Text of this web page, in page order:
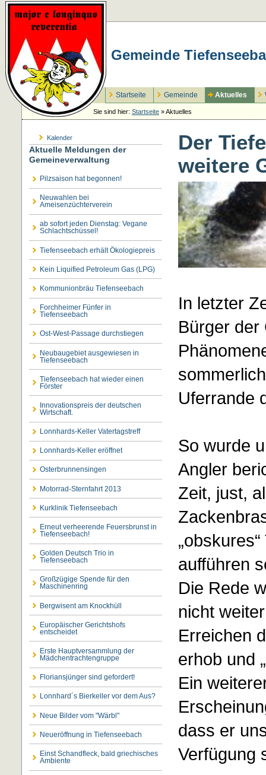
Gemeinde
Startseite Gemeinde Aktuelles
Sie sind hier: Startseite »Aktuelles
Kalender
Aktuelle Meldungen der
Gemeineverwaltung
Pilzsaison hat begonnen!
Neuwahlen bei
Ameisenzüchterverein
ab sofort jeden Dienstag: Vegane
Schlachtschüssel!
Tiefenseebach erhält Ökologiepreis
Kein Liquified Petroleum Gas (LPG)
Kommunionbräu Tiefenseebach
Forchheimer Fünfer in
Tiefenseebach
Ost-West-Passage durchstiegen
Neubaugebiet ausgewiesen in
Tiefenseebach
Tiefenseebach hat wieder einen
Förster
Innovationspreis der deutschen
Wirtschaft.
Lonnhards-Keller Vatertagstreff
Lonnhards-Keller eröffnet
Osterbrunnensingen
Motorrad-Sternfahrt 2013
Kurklinik Tiefenseebach
Erneut verheerende Feuersbrunst in
Tiefenseebach!
Golden Deutsch Trio in
Tiefenseebach
Großzügige Spende für den
Maschinenring
Bergwisent am Knockhüll
Europäischer Gerichtshofs
entscheidet
Erste Hauptversammlung der
Mädchentrachtengruppe
Floriansjünger sind gefordert!
Lonnhard´s Bierkeller vor dem Aus?
Neue Bilder vom "Wärbl"
Neueröffnung in Tiefenseebach
Einst Schandfleck, bald griechisches
Ambiente
Der
weitere
In letzter
Bürger der
Uferrande
So wurde
Angler
Zeit, just,
aufführen
Die Rede
nicht
Erreichen
erhob und
Ein
dass er
Verfügung